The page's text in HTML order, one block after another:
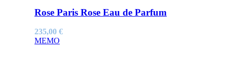
Rose Paris Rose Eau de Parfum
235,00 €
MEMO